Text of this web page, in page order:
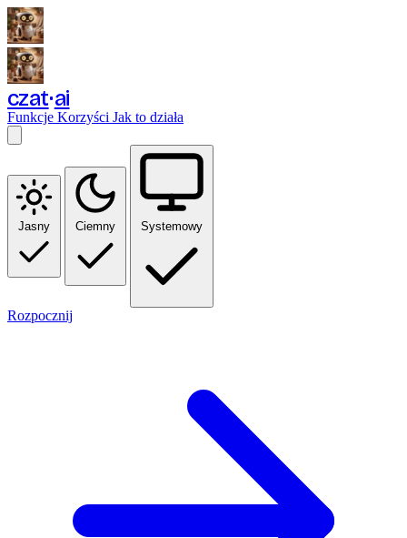
czat ai
Funkcje Korzyści Jak to działa
Jasny Ciemny Systemowy
Rozpocznij